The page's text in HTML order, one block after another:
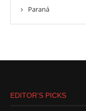
Paraná
EDITOR’S PICKS